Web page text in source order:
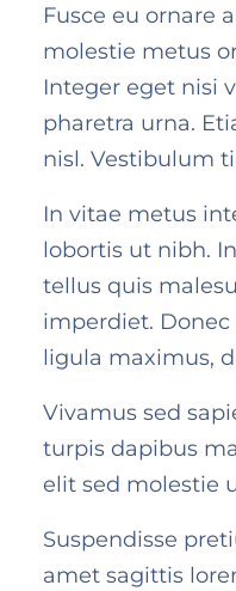
Fusce eu ornare
molestie metus
Integer eget nisi
pharetra urna.
nisl. Vestibulum
In vitae metus
lobortis ut nibh.
tellus quis
imperdiet.
ligula maximus,
Vivamus sed
turpis dapibus
elit sed molestie
Suspendisse
amet sagittis